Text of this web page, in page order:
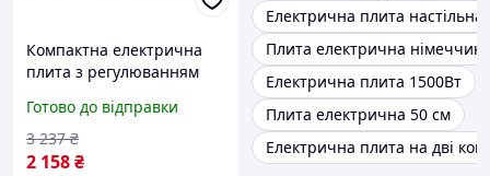
Компактна електрична
плита з регулюванням
офісу дачі 6.5 х 60 х 33 см
FLAME
Готово до відправки
2 158₴
3 237 ₴
Електрична плита настільна
Плита електрична
Електрична плита 1500Вт
Плита електрична 50 см
Електрична плита на дві